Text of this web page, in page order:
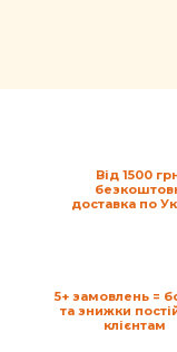
Від 1500
доставка по
5+ замовлень =
та знижки
клієнтам